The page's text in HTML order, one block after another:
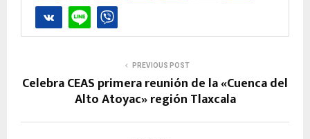
PREVIOUS POST
Celebra CEAS primera reunión de la «Cuenca del
Alto Atoyac» región Tlaxcala